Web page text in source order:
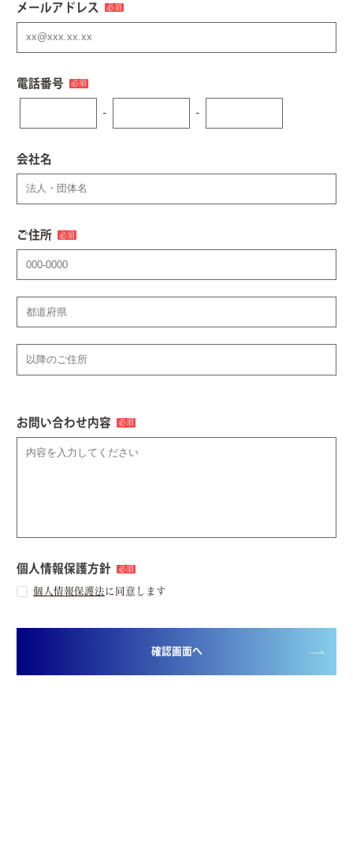
メールアドレス 必須
電話番号 必須
- -
会社名
ご住所 必須
お問い合わせ内容 必須
個人情報保護方針 必須
個人情報保護法 に同意します
確認画面へ